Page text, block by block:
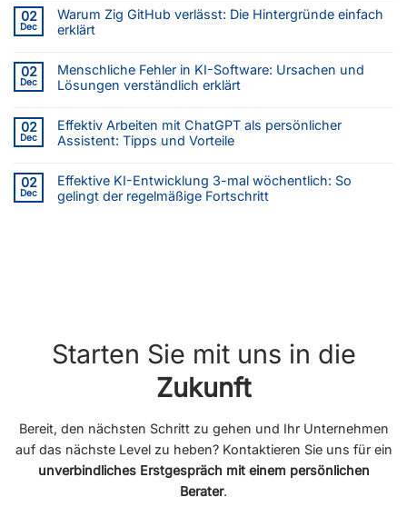
02
Dec
Warum Zig GitHub verlässt: Die Hintergründe einfach
erklärt
02
Dec
Menschliche Fehler in KI-Software: Ursachen und
Lösungen verständlich erklärt
02
Dec
Effektiv Arbeiten mit ChatGPT als persönlicher
Assistent: Tipps und Vorteile
02
Dec
Effektive KI-Entwicklung 3-mal wöchentlich: So
gelingt der regelmäßige Fortschritt
Starten Sie mit uns in die
Zukunft
Bereit, den nächsten Schritt zu gehen und Ihr Unternehmen
auf das nächste Level zu heben? Kontaktieren Sie uns für ein
unverbindliches Erstgespräch mit einem persönlichen
Berater.